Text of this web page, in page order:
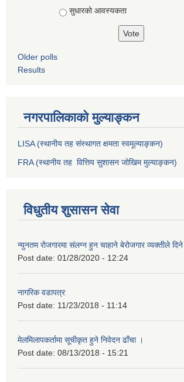
सुधारको आवस्यकता
Older polls
Results
नगरपालिकाको मुल्याङ्कन
LISA (स्थानीय तह संस्थागत क्षमता स्वमूल्याङ्कन)
FRA (स्थानीय तह वित्तिय सुशासन जोखिम मुल्याङ्कन)
विधुतीय शुसासन सेवा
न्युनतम रोजगारमा संलग्न हुन चाहाने बेरोजगार व्यक्तीले
Post date: 01/28/2020 - 12:24
नागरिक वडापत्र
Post date: 11/23/2018 - 11:14
मेलमिलापकर्तामा सूचीकृत हुने निवेदन ढाँचा ।
Post date: 08/13/2018 - 15:21